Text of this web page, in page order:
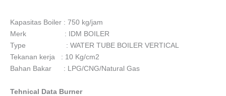
Kapasitas Boiler : 750 kg/jam
Merk : IDM BOILER
Type : WATER TUBE BOILER VERTICAL
Tekanan kerja : 10 Kg/cm2
Bahan Bakar : LPG/CNG/Natural Gas
Tehnical Data Burner